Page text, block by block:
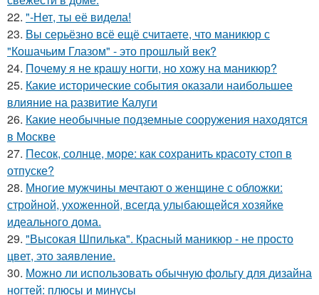
22. "-Нет, ты её видела!
23. Вы серьёзно всё ещё считаете, что маникюр с
"Кошачьим Глазом" - это прошлый век?
24. Почему я не крашу ногти, но хожу на маникюр?
25. Какие исторические события оказали наибольшее
влияние на развитие Калуги
26. Какие необычные подземные сооружения находятся
в Москве
27. Песок, солнце, море: как сохранить красоту стоп в
отпуске?
28. Многие мужчины мечтают о женщине с обложки:
стройной, ухоженной, всегда улыбающейся хозяйке
идеального дома.
29. "Высокая Шпилька". Красный маникюр - не просто
цвет, это заявление.
30. Можно ли использовать обычную фольгу для дизайна
ногтей: плюсы и минусы